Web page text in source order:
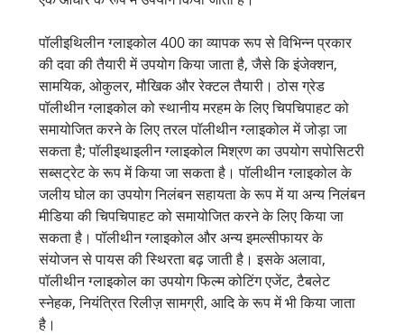
पॉलीइथिलीन ग्लाइकोल 400 का व्यापक रूप से विभिन्न प्रकार
की दवा की तैयारी में उपयोग किया जाता है, जैसे कि इंजेक्शन,
सामयिक, ओकुलर, मौखिक और रेक्टल तैयारी। ठोस ग्रेड
पॉलीथीन ग्लाइकोल को स्थानीय मरहम के लिए चिपचिपाहट को
समायोजित करने के लिए तरल पॉलीथीन ग्लाइकोल में जोड़ा जा
सकता है; पॉलीइथाइलीन ग्लाइकोल मिश्रण का उपयोग सपोसिटरी
सब्सट्रेट के रूप में किया जा सकता है। पॉलीथीन ग्लाइकोल के
जलीय घोल का उपयोग निलंबन सहायता के रूप में या अन्य निलंबन
मीडिया की चिपचिपाहट को समायोजित करने के लिए किया जा
सकता है। पॉलीथीन ग्लाइकोल और अन्य इमल्सीफायर के
संयोजन से पायस की स्थिरता बढ़ जाती है। इसके अलावा,
पॉलीथीन ग्लाइकोल का उपयोग फिल्म कोटिंग एजेंट, टैबलेट
स्नेहक, नियंत्रित रिलीज़ सामग्री, आदि के रूप में भी किया जाता
है।